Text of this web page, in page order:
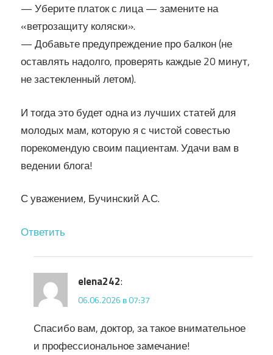
— Уберите платок с лица — замените на
«ветрозащиту коляски».
— Добавьте предупреждение про балкон (не
оставлять надолго, проверять каждые 20 минут,
не застекленный летом).
И тогда это будет одна из лучших статей для
молодых мам, которую я с чистой совестью
порекомендую своим пациентам. Удачи вам в
ведении блога!
С уважением, Бучинский А.С.
Ответить
elena242:
06.06.2026 в 07:37
Спасибо вам, доктор, за такое внимательное
и профессиональное замечание!